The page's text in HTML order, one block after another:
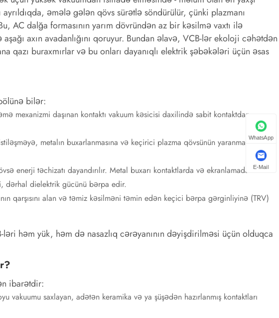
əmələ gələn qövs sürətlə söndürülür, çünki plazmanı
AC dalğa formasının yarım dövründən az bir kəsilmə vaxtı ilə
axın avadanlığını qoruyur. Bundan əlavə, VCB-lər ekoloji cəhətdən
qazı buraxmırlar və bu onları dayanıqlı elektrik şəbəkələri üçün əsas
bilər:
mexanizmi daşınan kontaktı vakuum kəsicisi daxilində sabit kontaktdan
metalın buxarlanmasına və keçirici plazma qövsünün yaranmasına
enerji təchizatı dayandırılır. Metal buxarı kontaktlarda və ekranlamada
dərhal dielektrik gücünü bərpa edir.
qarşısını alan və təmiz kəsilməni təmin edən keçici bərpa gərginliyinə (TRV)
həm yük, həm də nasazlıq cərəyanının dəyişdirilməsi üçün olduqca
ibarətdir:
vakuumu saxlayan, adətən keramika və ya şüşədən hazırlanmış kontaktları
WhatsApp
E-Mail